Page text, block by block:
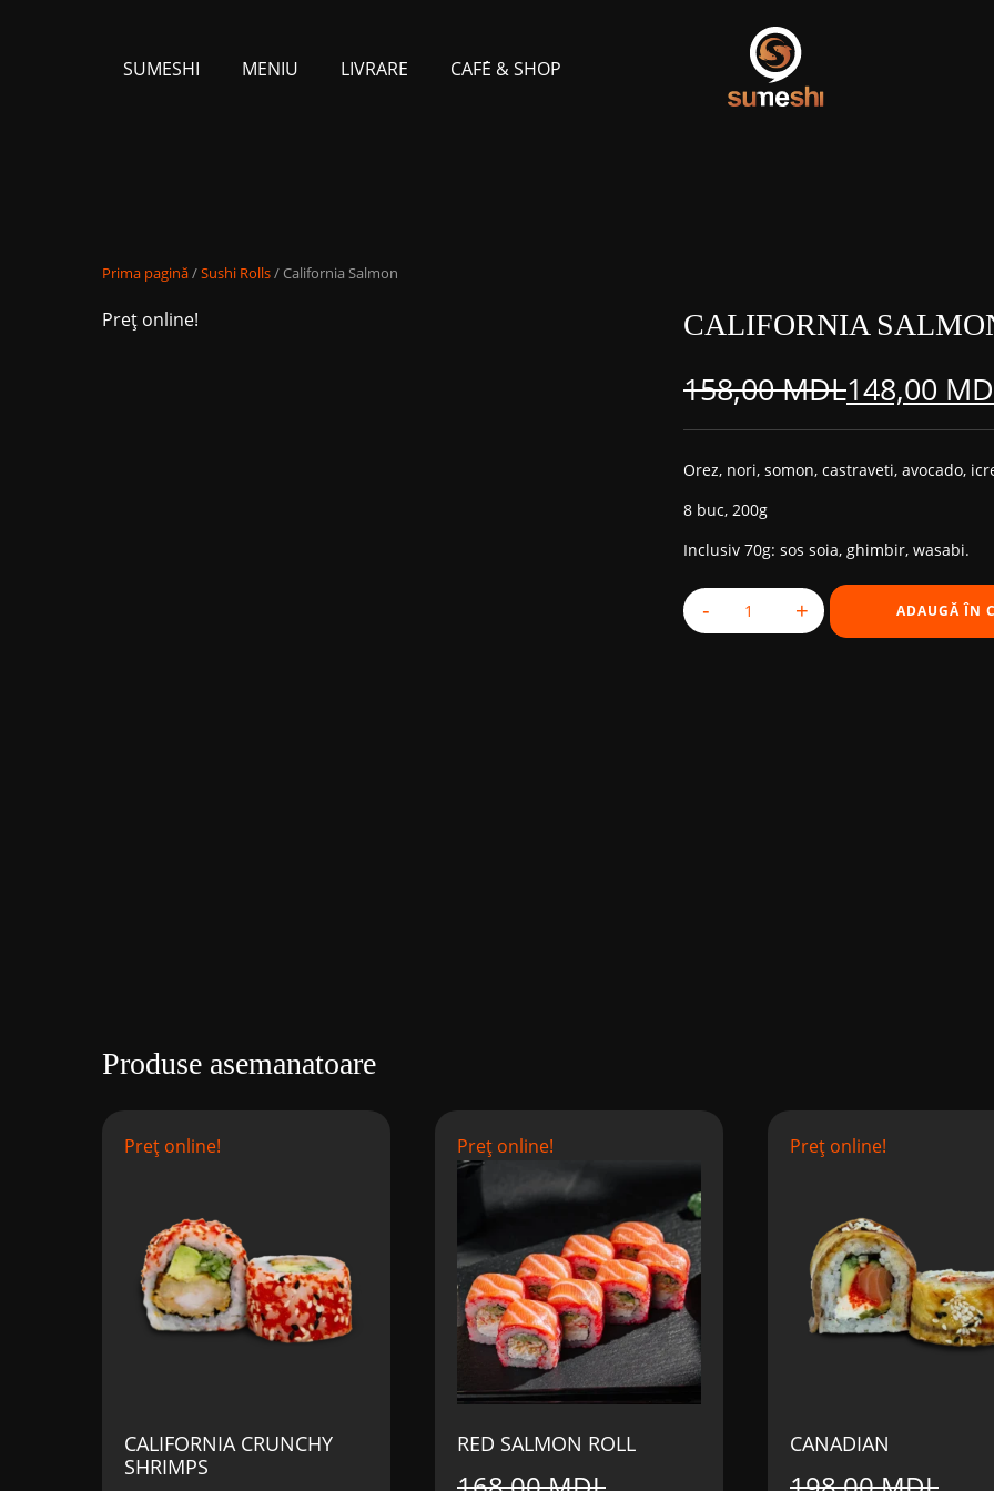
SUMESHI MENIU LIVRARE CAFЕ́ & SHOP
Prima pagină/Sushi Rolls/ California Salmon
Preț online! CALIFORNIA
158,00MDL
Prețul
inițial
a
fost:
158,00 MDL.
148,00
Prețul
curent
este:
148,00 MDL.
Orez, nori, somon, castraveti, avocado,
8 buc, 200g
Inclusiv 70g: sos soia, ghimbir, wasabi.
Cantitate California Salmon
- + ADAUGĂ ÎN
Produse asemanatoare
Preț online!
CALIFORNIA CRUNCHY
SHRIMPS
Preț online!
RED SALMON ROLL
Preț online!
CANADIAN